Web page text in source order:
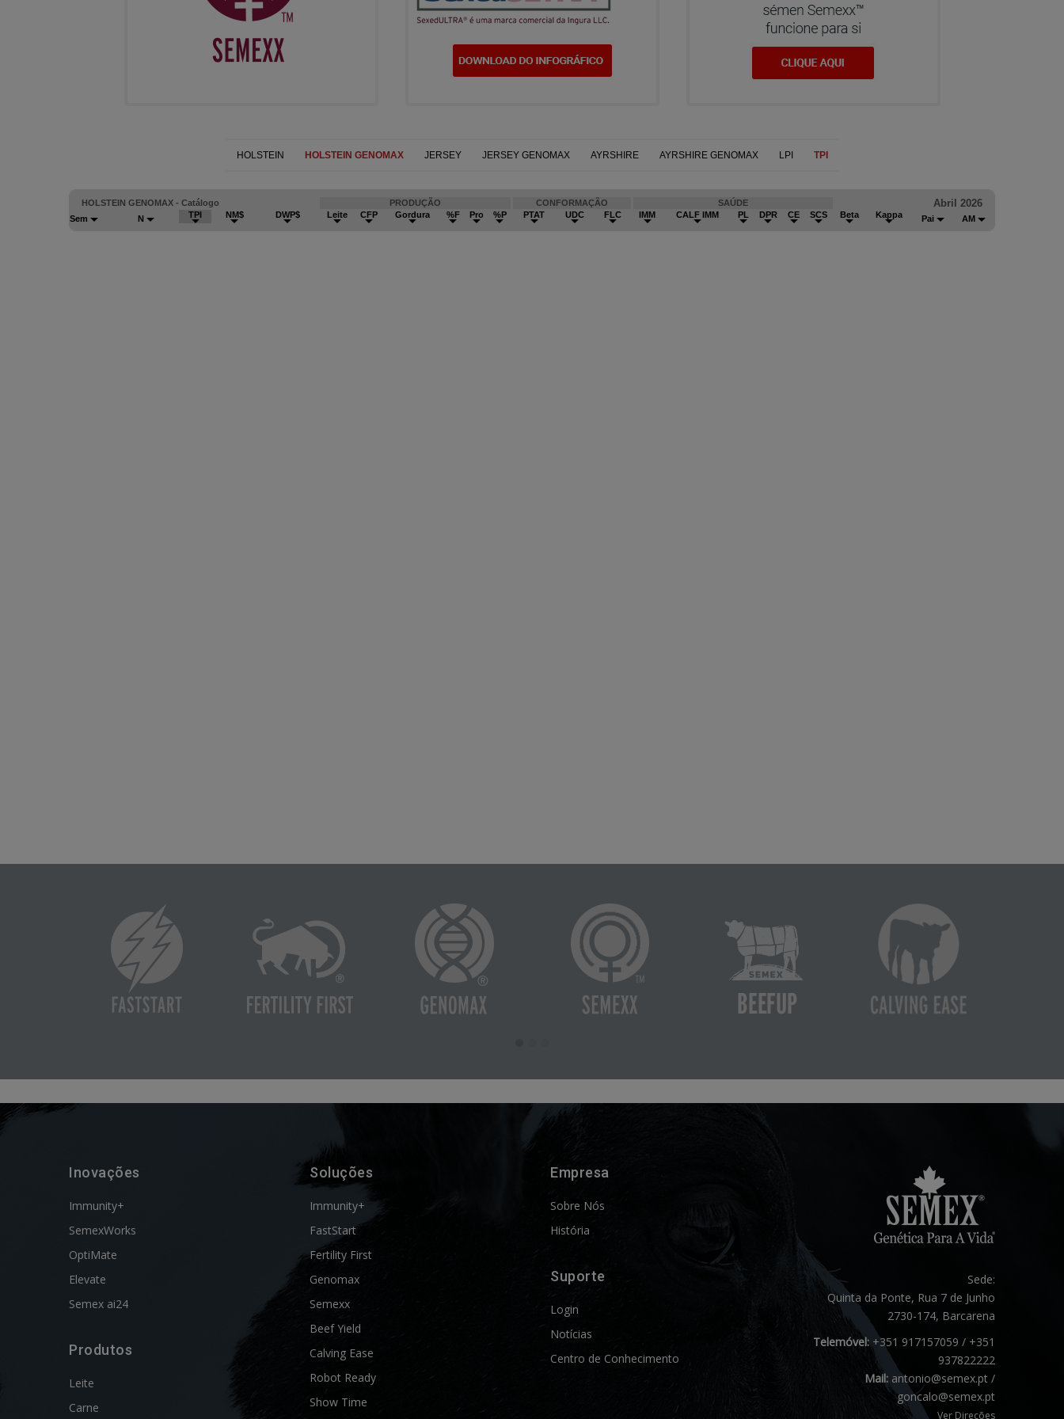
Inovações
Immunity+
SemexWorks
OptiMate
Elevate
Semex ai24
Produtos
Leite
Carne
Soluções
Immunity+
FastStart
Fertility First
Genomax
Semexx
Beef Yield
Calving Ease
Robot Ready
Show Time
Empresa
Sobre Nós
História
Suporte
Login
Notícias
Centro de Conhecimento
Sede:
Quinta da Ponte, Rua 7 de Junho
2730-174, Barcarena
Telemóvel:+351 917157059 / +351
937822222
Mail: antonio@semex.pt /
goncalo@semex.pt
Ver Direções